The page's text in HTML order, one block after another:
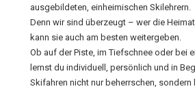
ausgebildeten, einheimischen Skilehrern.
Denn wir sind überzeugt – wer die
kann sie auch am besten weitergeben.
Ob auf der Piste, im Tiefschnee oder bei
lernst du individuell, persönlich und in
Skifahren nicht nur beherrschen, sondern